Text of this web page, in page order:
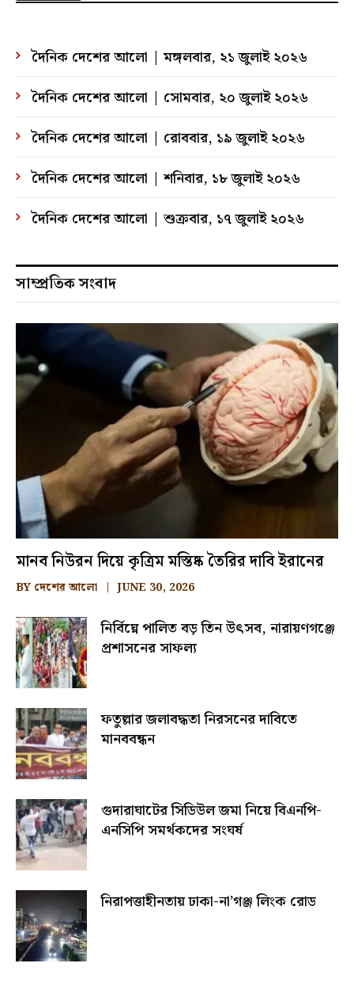
দৈনিক দেশের আলো | মঙ্গলবার, ২১ জুলাই ২০২৬
দৈনিক দেশের আলো | সোমবার, ২০ জুলাই ২০২৬
দৈনিক দেশের আলো | রোববার, ১৯ জুলাই ২০২৬
দৈনিক দেশের আলো | শনিবার, ১৮ জুলাই ২০২৬
দৈনিক দেশের আলো | শুক্রবার, ১৭ জুলাই ২০২৬
সাম্প্রতিক সংবাদ
মানব নিউরন দিয়ে কৃত্রিম মস্তিষ্ক তৈরির দাবি ইরানের
BY দেশের আলো JUNE 30, 2026
নির্বিঘ্নে পালিত বড় তিন উৎসব, নারায়ণগঞ্জে
প্রশাসনের সাফল্য
ফতুল্লার জলাবদ্ধতা নিরসনের দাবিতে
মানববন্ধন
গুদারাঘাটের সিডিউল জমা নিয়ে বিএনপি-
এনসিপি সমর্থকদের সংঘর্ষ
নিরাপত্তাহীনতায় ঢাকা-না’গঞ্জ লিংক রোড